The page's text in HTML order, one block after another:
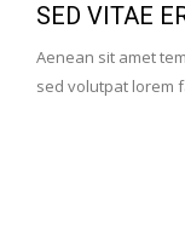
SED VITAE
Aenean sit amet
sed volutpat lorem